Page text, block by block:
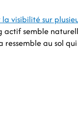
visibilité sur
semble
au sol